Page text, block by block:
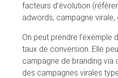
facteurs d’évolution
adwords, campagne virale,
On peut prendre l’exemple
taux de conversion. Elle
campagne de branding via
des campagnes virales